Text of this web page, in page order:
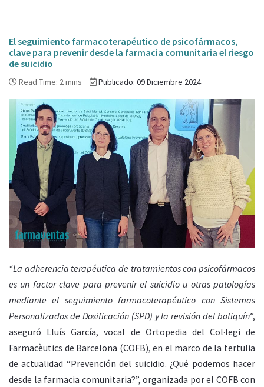
El seguimiento farmacoterapéutico de psicofármacos,
clave para prevenir desde la farmacia comunitaria el riesgo
de suicidio
Read Time: 2 mins Publicado: 09 Diciembre 2024
“La adherencia terapéutica de tratamientos con psicofármacos
es un factor clave para prevenir el suicidio u otras patologías
mediante el seguimiento farmacoterapéutico con Sistemas
Personalizados de Dosificación (SPD) y la revisión del botiquín”,
aseguró Lluís García, vocal de Ortopedia del Col·legi de
Farmacèutics de Barcelona (COFB), en el marco de la tertulia
de actualidad “Prevención del suicidio. ¿Qué podemos hacer
desde la farmacia comunitaria?”, organizada por el COFB con